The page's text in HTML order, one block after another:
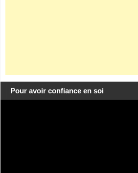
Pour avoir confiance en soi